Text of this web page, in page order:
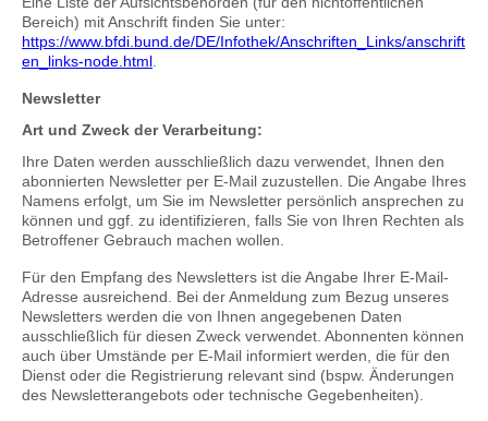
Bereich) mit Anschrift finden Sie unter:
https://www.bfdi.bund.de/DE/Infothek/Anschriften_Links/anschrift
en_links-node.html
Newsletter
Art und Zweck der Verarbeitung:
Ihre Daten werden ausschließlich dazu verwendet, Ihnen den
abonnierten Newsletter per E-Mail zuzustellen. Die Angabe Ihres
Namens erfolgt, um Sie im Newsletter persönlich ansprechen zu
können und ggf. zu identifizieren, falls Sie von Ihren Rechten als
Betroffener Gebrauch machen wollen.
Für den Empfang des Newsletters ist die Angabe Ihrer E-Mail-
Adresse ausreichend. Bei der Anmeldung zum Bezug unseres
Newsletters werden die von Ihnen angegebenen Daten
ausschließlich für diesen Zweck verwendet. Abonnenten können
auch über Umstände per E-Mail informiert werden, die für den
Dienst oder die Registrierung relevant sind (bspw. Änderungen
des Newsletterangebots oder technische Gegebenheiten).